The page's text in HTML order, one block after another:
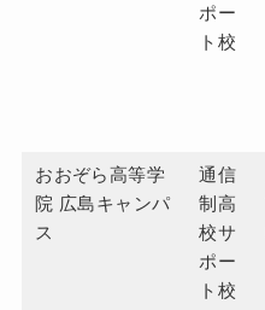
ポー
ト校
おおぞら高等学
院 広島キャンパ
ス
通信
制高
校サ
ポー
ト校